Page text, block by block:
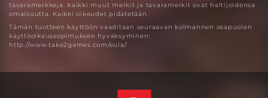
tavaramerkkejä. Kaikki muut merkit ja tavaramerkit ovat haltijoidensa
omaisuutta. Kaikki oikeudet pidätetään.
Tämän tuotteen käyttöön vaaditaan seuraavan kolmannen osapuolen
käyttöoikeussopimuksen hyväksyminen:
http://www.take2games.com/eula/